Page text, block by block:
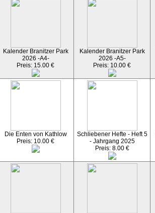
Kalender Branitzer Park
2026 -A4-
Preis: 15.00 €
Kalender Branitzer Park
2026 -A5-
Preis: 10.00 €
Die Enten von Kathlow
Preis: 10.00 €
Schliebener Hefte - Heft 5
- Jahrgang 2025
Preis: 8.00 €